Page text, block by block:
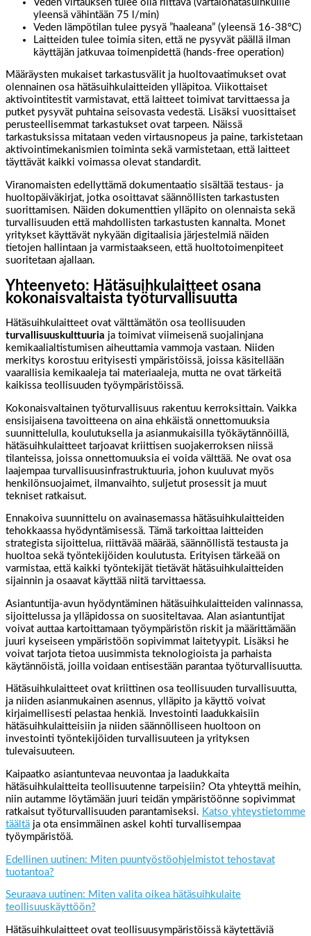
Veden virtauksen tulee olla riittävä (vartalohätäsuihkuille
yleensä vähintään 75 l/min)
Veden lämpötilan tulee pysyä ”haaleana” (yleensä 16-38°C)
Laitteiden tulee toimia siten, että ne pysyvät päällä ilman
käyttäjän jatkuvaa toimenpidettä (hands-free operation)
Määräysten mukaiset tarkastusvälit ja huoltovaatimukset ovat
olennainen osa hätäsuihkulaitteiden ylläpitoa. Viikottaiset
aktivointitestit varmistavat, että laitteet toimivat tarvittaessa ja
putket pysyvät puhtaina seisovasta vedestä. Lisäksi vuosittaiset
perusteellisemmat tarkastukset ovat tarpeen. Näissä
tarkastuksissa mitataan veden virtausnopeus ja paine, tarkistetaan
aktivointimekanismien toiminta sekä varmistetaan, että laitteet
täyttävät kaikki voimassa olevat standardit.
Viranomaisten edellyttämä dokumentaatio sisältää testaus- ja
huoltopäiväkirjat, jotka osoittavat säännöllisten tarkastusten
suorittamisen. Näiden dokumenttien ylläpito on olennaista sekä
turvallisuuden että mahdollisten tarkastusten kannalta. Monet
yritykset käyttävät nykyään digitaalisia järjestelmiä näiden
tietojen hallintaan ja varmistaakseen, että huoltotoimenpiteet
suoritetaan ajallaan.
Yhteenveto: Hätäsuihkulaitteet osana
kokonaisvaltaista työturvallisuutta
Hätäsuihkulaitteet ovat välttämätön osa teollisuuden
turvallisuuskulttuuria ja toimivat viimeisenä suojalinjana
kemikaalialtistumisen aiheuttamia vammoja vastaan. Niiden
merkitys korostuu erityisesti ympäristöissä, joissa käsitellään
vaarallisia kemikaaleja tai materiaaleja, mutta ne ovat tärkeitä
kaikissa teollisuuden työympäristöissä.
Kokonaisvaltainen työturvallisuus rakentuu kerroksittain. Vaikka
ensisijaisena tavoitteena on aina ehkäistä onnettomuuksia
suunnittelulla, koulutuksella ja asianmukaisilla työkäytännöillä,
hätäsuihkulaitteet tarjoavat kriittisen suojakerroksen niissä
tilanteissa, joissa onnettomuuksia ei voida välttää. Ne ovat osa
laajempaa turvallisuusinfrastruktuuria, johon kuuluvat myös
henkilönsuojaimet, ilmanvaihto, suljetut prosessit ja muut
tekniset ratkaisut.
Ennakoiva suunnittelu on avainasemassa hätäsuihkulaitteiden
tehokkaassa hyödyntämisessä. Tämä tarkoittaa laitteiden
strategista sijoittelua, riittävää määrää, säännöllistä testausta ja
huoltoa sekä työntekijöiden koulutusta. Erityisen tärkeää on
varmistaa, että kaikki työntekijät tietävät hätäsuihkulaitteiden
sijainnin ja osaavat käyttää niitä tarvittaessa.
Asiantuntija-avun hyödyntäminen hätäsuihkulaitteiden valinnassa,
sijoittelussa ja ylläpidossa on suositeltavaa. Alan asiantuntijat
voivat auttaa kartoittamaan työympäristön riskit ja määrittämään
juuri kyseiseen ympäristöön sopivimmat laitetyypit. Lisäksi he
voivat tarjota tietoa uusimmista teknologioista ja parhaista
käytännöistä, joilla voidaan entisestään parantaa työturvallisuutta.
Hätäsuihkulaitteet ovat kriittinen osa teollisuuden turvallisuutta,
ja niiden asianmukainen asennus, ylläpito ja käyttö voivat
kirjaimellisesti pelastaa henkiä. Investointi laadukkaisiin
hätäsuihkulaitteisiin ja niiden säännölliseen huoltoon on
investointi työntekijöiden turvallisuuteen ja yrityksen
tulevaisuuteen.
Kaipaatko asiantuntevaa neuvontaa ja laadukkaita
hätäsuihkulaitteita teollisuutenne tarpeisiin? Ota yhteyttä meihin,
niin autamme löytämään juuri teidän ympäristöönne sopivimmat
ratkaisut työturvallisuuden parantamiseksi. Katso yhteystietomme
täältä ja ota ensimmäinen askel kohti turvallisempaa
työympäristöä.
Edellinen uutinen: Miten puuntyöstöohjelmistot tehostavat
tuotantoa?
Seuraava uutinen: Miten valita oikea hätäsuihkulaite
teollisuuskäyttöön?
Hätäsuihkulaitteet ovat teollisuusympäristöissä käytettäviä